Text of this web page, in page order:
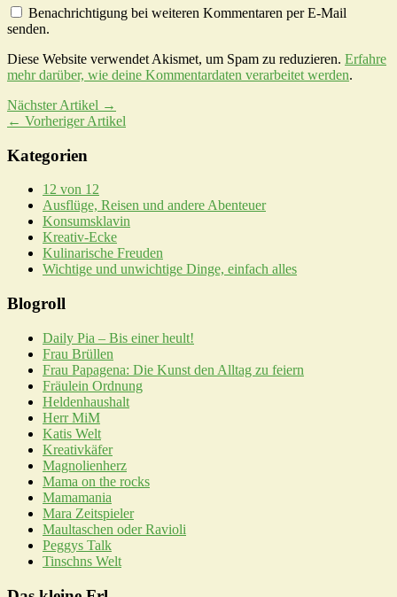
Benachrichtigung bei weiteren Kommentaren per E-Mail
senden.
Diese Website verwendet Akismet, um Spam zu reduzieren. Erfahre
mehr darüber, wie deine Kommentardaten verarbeitet werden.
Nächster Artikel →
← Vorheriger Artikel
Kategorien
12 von 12
Ausflüge, Reisen und andere Abenteuer
Konsumsklavin
Kreativ-Ecke
Kulinarische Freuden
Wichtige und unwichtige Dinge, einfach alles
Blogroll
Daily Pia – Bis einer heult!
Frau Brüllen
Frau Papagena: Die Kunst den Alltag zu feiern
Fräulein Ordnung
Heldenhaushalt
Herr MiM
Katis Welt
Kreativkäfer
Magnolienherz
Mama on the rocks
Mamamania
Mara Zeitspieler
Maultaschen oder Ravioli
Peggys Talk
Tinschns Welt